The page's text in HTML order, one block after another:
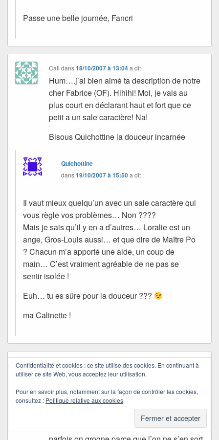
Passe une belle journée, Fancri
Cali dans18/10/2007 à 13:04 a dit :
Hum….j’ai bien aimé ta description de notre
cher Fabrice (OF). Hihihi! Moi, je vais au
plus court en déclarant haut et fort que ce
petit a un sale caractère! Na!
Bisous Quichottine la douceur incarnée
Quichottine
dans19/10/2007 à 15:50a dit :
Il vaut mieux quelqu’un avec un sale caractère qui
vous règle vos problèmes… Non ????
Mais je sais qu’il y en a d’autres… Loralie est un
ange, Gros-Louis aussi… et que dire de Maître Po
? Chacun m’a apporté une aide, un coup de
main… C’est vraiment agréable de ne pas se
sentir isolée !
Euh… tu es sûre pour la douceur ???
ma Calinette !
Chanadans 18/10/2007 à 17:12a dit :
J’avoue que j’ai cru moi aussi que tu faisais
des tests alors je suis repartie sur la pointe
des pieds. Je vois que je n’étais pas la seule
à le penser même si j’ai fait l’erreur. Cela dit,
je suis d’accord avec toi. Il est vrai que
Confidentialité et cookies : ce site utilise des cookies. En continuant à
utiliser ce site Web, vous acceptez leur utilisation.
Pour en savoir plus, notamment sur la façon de contrôler les cookies,
consultez : Politique relative aux cookies